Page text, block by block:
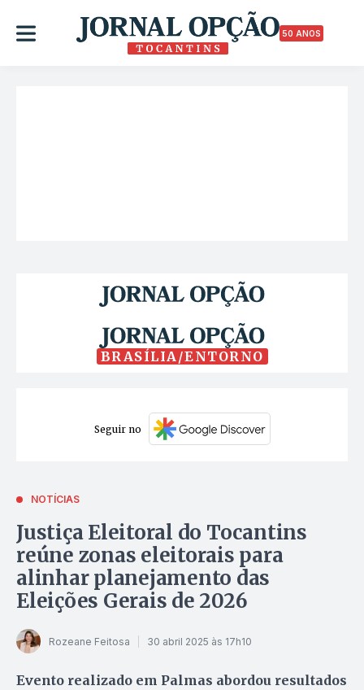
50 ANOS
BRASÍLIA/ENTORNO
Seguir no
NOTÍCIAS
Justiça Eleitoral do Tocantins
reúne zonas eleitorais para
alinhar planejamento das
Eleições Gerais de 2026
Rozeane Feitosa 30 abril 2025 às 17h10
Evento realizado em Palmas abordou resultados